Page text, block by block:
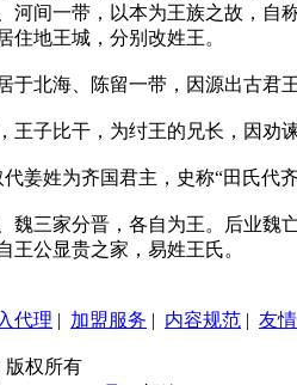
河间一带，以本为王族之故，
住地王城，分别改姓王。
北海、陈留一带，因源出古君
子比干，为纣王的兄长，因劝
姜姓为齐国君主，史称“田氏代
魏三家分晋，各自为王。后业
公显贵之家，易姓王氏。
代理 | 加盟服务 | 内容规范 | 友
版权所有